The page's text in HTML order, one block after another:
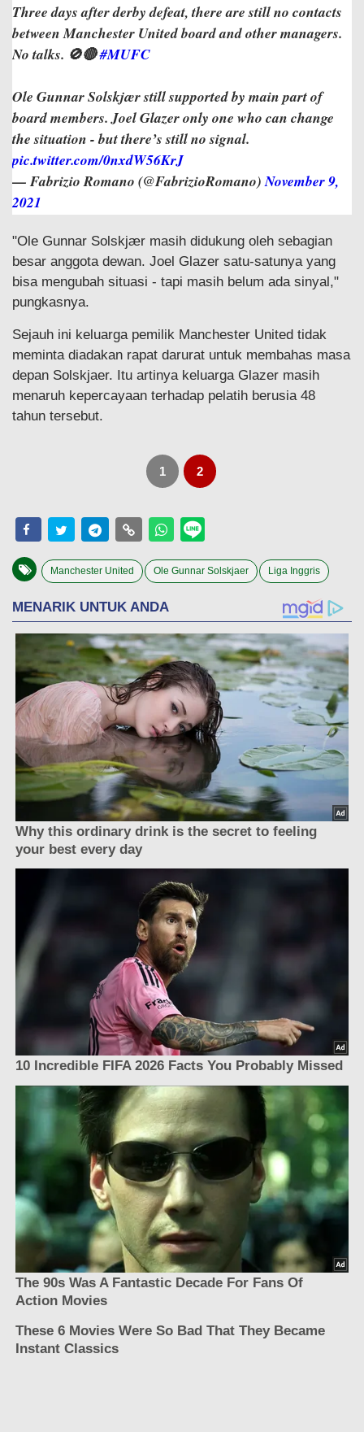
Three days after derby defeat, there are still no contacts
between Manchester United board and other managers.
No talks. 🚫🔴#MUFC
Ole Gunnar Solskjær still supported by main part of
board members. Joel Glazer only one who can change
the situation - but there’s still no signal.
pic.twitter.com/0nxdW56KrJ
— Fabrizio Romano (@FabrizioRomano)November 9,
2021
"Ole Gunnar Solskjær masih didukung oleh sebagian
besar anggota dewan. Joel Glazer satu-satunya yang
bisa mengubah situasi - tapi masih belum ada sinyal,"
pungkasnya.
Sejauh ini keluarga pemilik Manchester United tidak
meminta diadakan rapat darurat untuk membahas masa
depan Solskjaer. Itu artinya keluarga Glazer masih
menaruh kepercayaan terhadap pelatih berusia 48
tahun tersebut.
1 2
Manchester United Ole Gunnar Solskjaer Liga Inggris